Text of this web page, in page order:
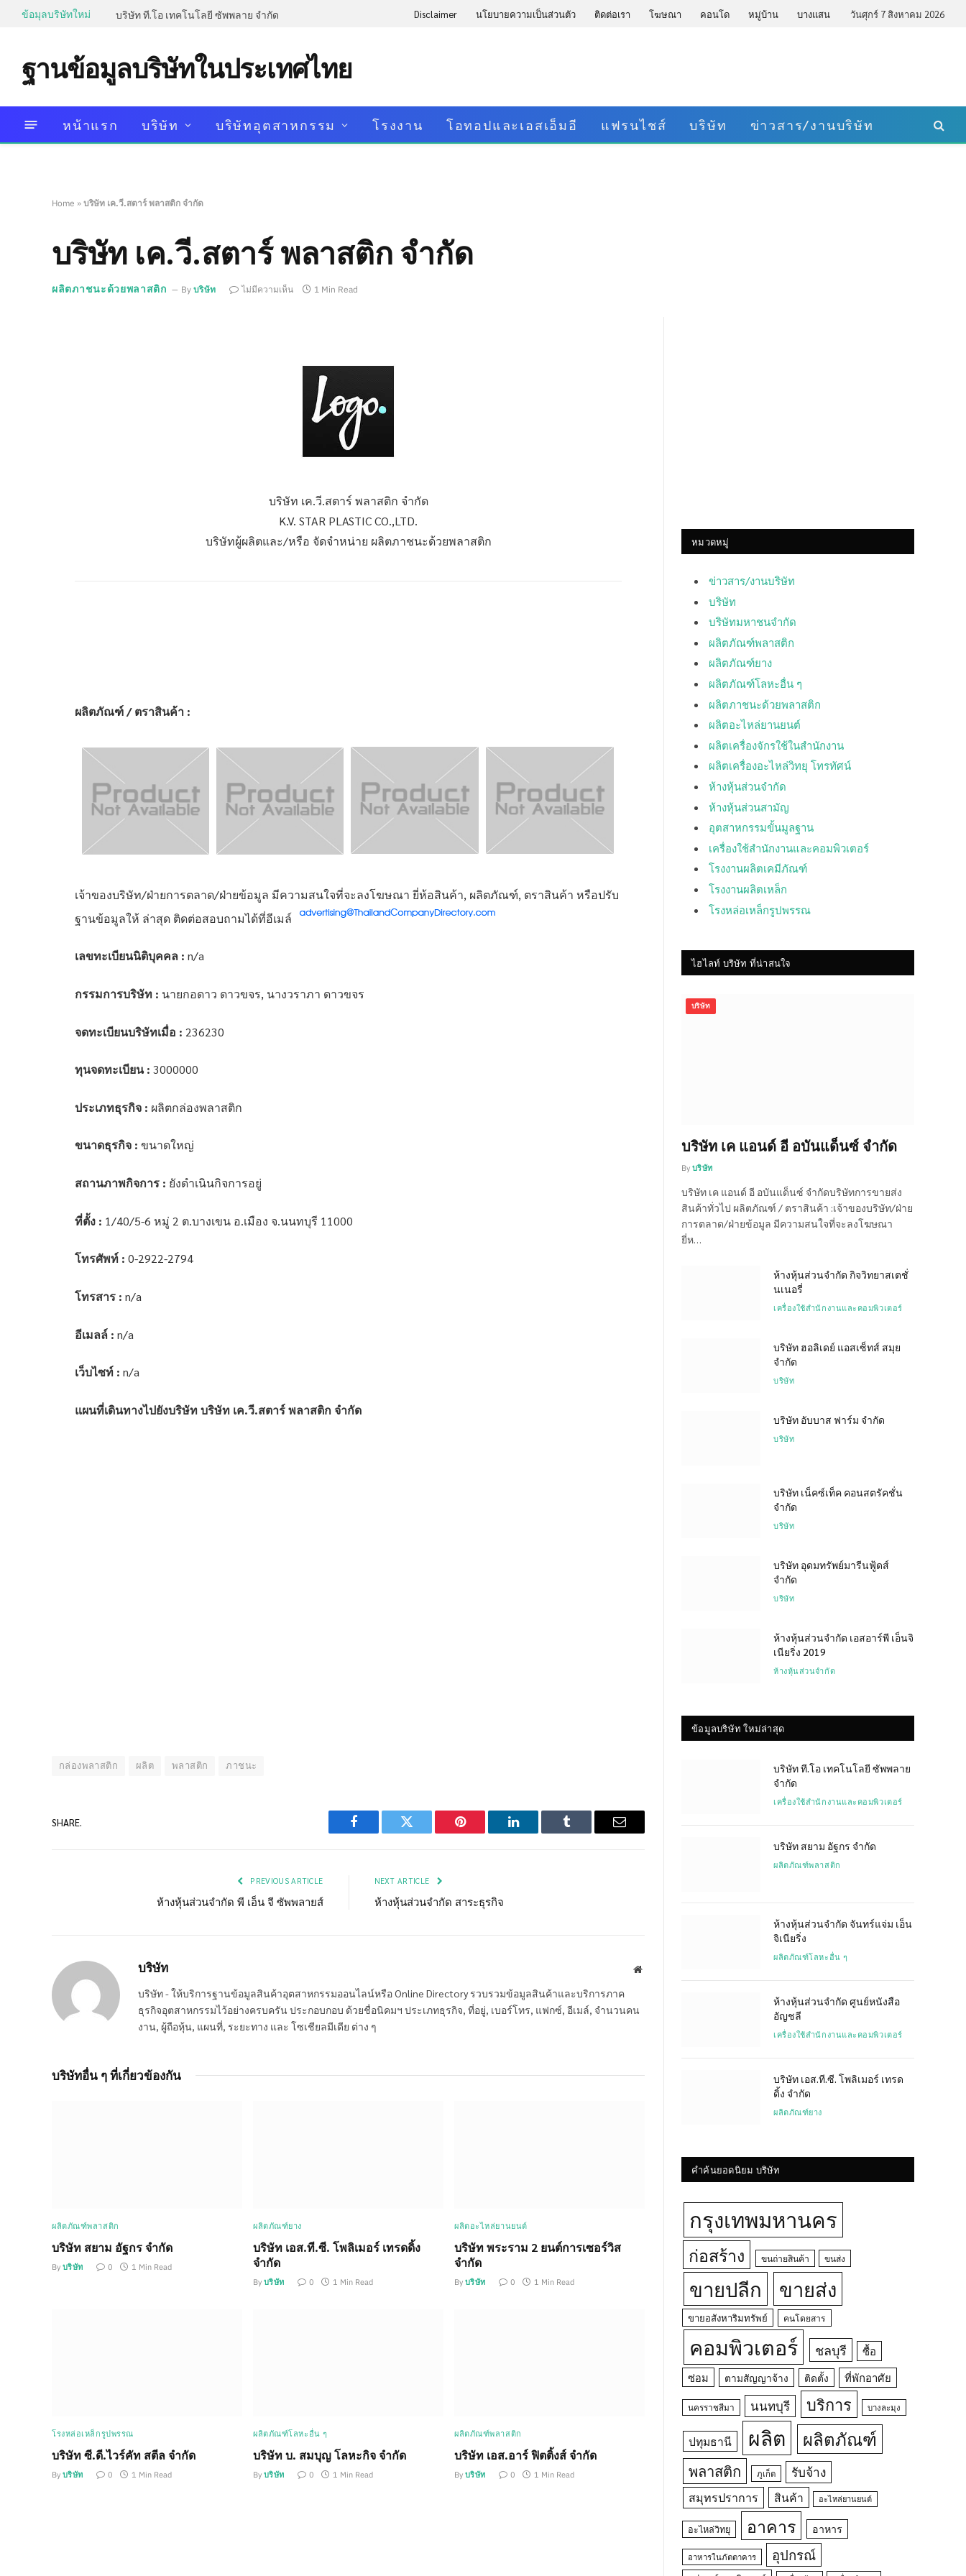
ข้อมุลบริษัทใหม่ บริษัท ที.โอ เทคโนโลยี ซัพพลาย จำกัด Disclaimer นโยบายความเป็นส่วนตัว ติดต่อเรา โฆษณา คอนโด หมู่บ้าน บางแสน วันศุกร์ 7 สิงหาคม 2026
ฐานข้อมูลบริษัทในประเทศไทย
หน้าแรก บริษัท บริษัทอุตสาหกรรม โรงงาน โอทอปและเอสเอ็มอี แฟรนไชส์ บริษัท ข่าวสาร/งานบริษัท
Home » บริษัท เค.วี.สตาร์ พลาสติก จำกัด
บริษัท เค.วี.สตาร์ พลาสติก จำกัด
ผลิตภาชนะด้วยพลาสติก By บริษัท ไม่มีความเห็น 1 Min Read
บริษัท เค.วี.สตาร์ พลาสติก จำกัด
K.V. STAR PLASTIC CO.,LTD.
บริษัทผู้ผลิตและ/หรือ จัดจำหน่าย ผลิตภาชนะด้วยพลาสติก
ผลิตภัณฑ์ / ตราสินค้า :
เจ้าของบริษัท/ฝ่ายการตลาด/ฝ่ายข้อมูล มีความสนใจที่จะลงโฆษณา ยี่ห้อสินค้า, ผลิตภัณฑ์, ตราสินค้า หรือปรับ
ฐานข้อมูลให้ ล่าสุด ติดต่อสอบถามได้ที่อีเมล์
เลขทะเบียนนิติบุคคล : n/a
กรรมการบริษัท : นายกอดาว ดาวขจร, นางวราภา ดาวขจร
จดทะเบียนบริษัทเมื่อ : 236230
ทุนจดทะเบียน : 3000000
ประเภทธุรกิจ : ผลิตกล่องพลาสติก
ขนาดธุรกิจ : ขนาดใหญ่
สถานภาพกิจการ : ยังดำเนินกิจการอยู่
ที่ตั้ง : 1/40/5-6 หมู่ 2 ต.บางเขน อ.เมือง จ.นนทบุรี 11000
โทรศัพท์ : 0-2922-2794
โทรสาร : n/a
อีเมลล์ : n/a
เว็บไซท์ : n/a
แผนที่เดินทางไปยังบริษัท บริษัท เค.วี.สตาร์ พลาสติก จำกัด
กล่องพลาสติก ผลิต พลาสติก ภาชนะ
SHARE.
Facebook Twitter Pinterest LinkedIn Tumblr Email
PREVIOUS ARTICLE
ห้างหุ้นส่วนจำกัด พี เอ็น จี ซัพพลายส์
NEXT ARTICLE
ห้างหุ้นส่วนจำกัด สาระธุรกิจ
บริษัท Website
บริษัท - ให้บริการฐานข้อมูลสินค้าอุตสาหกรรมออนไลน์หรือ Online Directory รวบรวมข้อมูลสินค้าและบริการภาค
ธุรกิจอุตสาหกรรมไว้อย่างครบครัน ประกอบกอบ ด้วยชื่อนิคมฯ ประเภทธุรกิจ, ที่อยู่, เบอร์โทร, แฟกซ์, อีเมล์, จำนวนคน
งาน, ผู้ถือหุ้น, แผนที่, ระยะทาง และ โซเชียลมีเดีย ต่าง ๆ
บริษัทอื่น ๆ ที่เกี่ยวข้องกัน
ผลิตภัณฑ์พลาสติก
บริษัท สยาม อัฐกร จำกัด
By บริษัท 0 1 Min Read
ผลิตภัณฑ์ยาง
บริษัท เอส.ที.ซี. โพลิเมอร์ เทรดดิ้ง
จำกัด
By บริษัท 0 1 Min Read
ผลิตอะไหล่ยานยนต์
บริษัท พระราม 2 ยนต์การเซอร์วิส
จำกัด
By บริษัท 0 1 Min Read
โรงหล่อเหล็กรูปพรรณ
บริษัท ซี.ดี.ไวร์คัท สตีล จำกัด
By บริษัท 0 1 Min Read
ผลิตภัณฑ์โลหะอื่น ๆ
บริษัท บ. สมบุญ โลหะกิจ จำกัด
By บริษัท 0 1 Min Read
ผลิตภัณฑ์พลาสติก
บริษัท เอส.อาร์ ฟิตติ้งส์ จำกัด
By บริษัท 0 1 Min Read
หมวดหมู่
ข่าวสาร/งานบริษัท
บริษัท
บริษัทมหาชนจำกัด
ผลิตภัณฑ์พลาสติก
ผลิตภัณฑ์ยาง
ผลิตภัณฑ์โลหะอื่น ๆ
ผลิตภาชนะด้วยพลาสติก
ผลิตอะไหล่ยานยนต์
ผลิตเครื่องจักรใช้ในสำนักงาน
ผลิตเครื่องอะไหล่วิทยุ โทรทัศน์
ห้างหุ้นส่วนจำกัด
ห้างหุ้นส่วนสามัญ
อุตสาหกรรมขั้นมูลฐาน
เครื่องใช้สำนักงานและคอมพิวเตอร์
โรงงานผลิตเคมีภัณฑ์
โรงงานผลิตเหล็ก
โรงหล่อเหล็กรูปพรรณ
ไฮไลท์ บริษัท ที่น่าสนใจ
บริษัท
บริษัท เค แอนด์ อี อบันแด็นซ์ จำกัด
By บริษัท
บริษัท เค แอนด์ อี อบันแด็นซ์ จำกัดบริษัทการขายส่ง
สินค้าทั่วไป ผลิตภัณฑ์ / ตราสินค้า :เจ้าของบริษัท/ฝ่าย
การตลาด/ฝ่ายข้อมูล มีความสนใจที่จะลงโฆษณา
ยี่ห…
ห้างหุ้นส่วนจำกัด กิจวิทยาสเตชั่
นเนอรี่
เครื่องใช้สำนักงานและคอมพิวเตอร์
บริษัท ฮอลิเดย์ แอสเซ็ทส์ สมุย
จำกัด
บริษัท
บริษัท อับบาส ฟาร์ม จำกัด
บริษัท
บริษัท เน็คซ์เท็ค คอนสตรัคชั่น
จำกัด
บริษัท
บริษัท อุดมทรัพย์มารีนฟู้ดส์
จำกัด
บริษัท
ห้างหุ้นส่วนจำกัด เอสอาร์พี เอ็นจิ
เนียริ่ง 2019
ห้างหุ้นส่วนจำกัด
ข้อมูลบริษัท ใหม่ล่าสุด
บริษัท ที.โอ เทคโนโลยี ซัพพลาย
จำกัด
เครื่องใช้สำนักงานและคอมพิวเตอร์
บริษัท สยาม อัฐกร จำกัด
ผลิตภัณฑ์พลาสติก
ห้างหุ้นส่วนจำกัด จันทร์แจ่ม เอ็น
จิเนียริ่ง
ผลิตภัณฑ์โลหะอื่น ๆ
ห้างหุ้นส่วนจำกัด ศูนย์หนังสือ
อัญชลี
เครื่องใช้สำนักงานและคอมพิวเตอร์
บริษัท เอส.ที.ซี. โพลิเมอร์ เทรด
ดิ้ง จำกัด
ผลิตภัณฑ์ยาง
คำค้นยอดนิยม บริษัท
กรุงเทพมหานคร
ก่อสร้าง ขนถ่ายสินค้า ขนส่ง
ขายปลีก ขายส่ง
ขายอสังหาริมทรัพย์ คนโดยสาร
คอมพิวเตอร์ ชลบุรี
ซื้อ
ซ่อม
ตามสัญญาจ้าง ติดตั้ง ที่พักอาศัย
นครราชสีมา นนทบุรี บริการ บางละมุง
ปทุมธานี ผลิต ผลิตภัณฑ์
พลาสติก ภูเก็ต รับจ้าง
สมุทรปราการ สินค้า อะไหล่ยานยนต์
อะไหล่วิทยุ อาคาร อาหาร
อาหารในภัตตาคาร อุปกรณ์